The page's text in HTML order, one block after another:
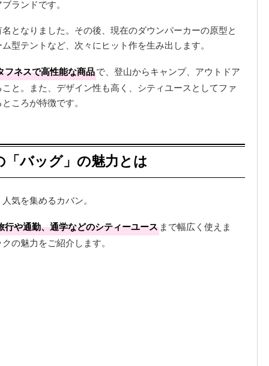
ランドです。
となりました。その後、現在のダウンパーカーの原型と
型テントなど、次々にヒット作を生み出します。
フネスで高性能な商品で、登山からキャンプ、アウトドア
と。また、デザイン性も高く、シティユースとしてファ
ころが特徴です。
バッグ」の魅力とは
気を集めるカバン。
行や通勤、通学などのシティーユース まで幅広く使えま
の魅力をご紹介します。